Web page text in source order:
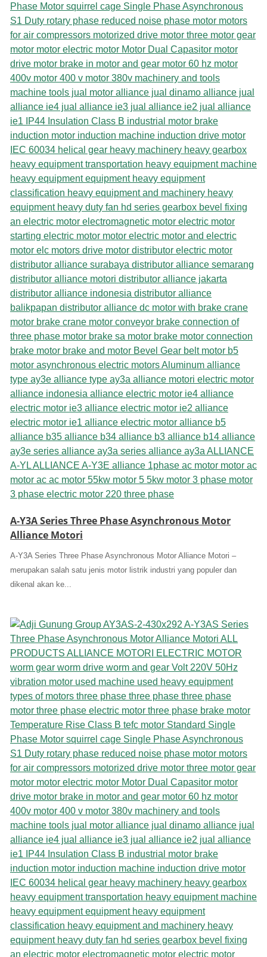
A-Y3A Series Three Phase Asynchronous Motor
Alliance Motori
A-Y3A Series Three Phase Asynchronous Motor Alliance Motori –
merupakan salah satu jenis motor listrik industri yang populer dan
dikenal akan ke...